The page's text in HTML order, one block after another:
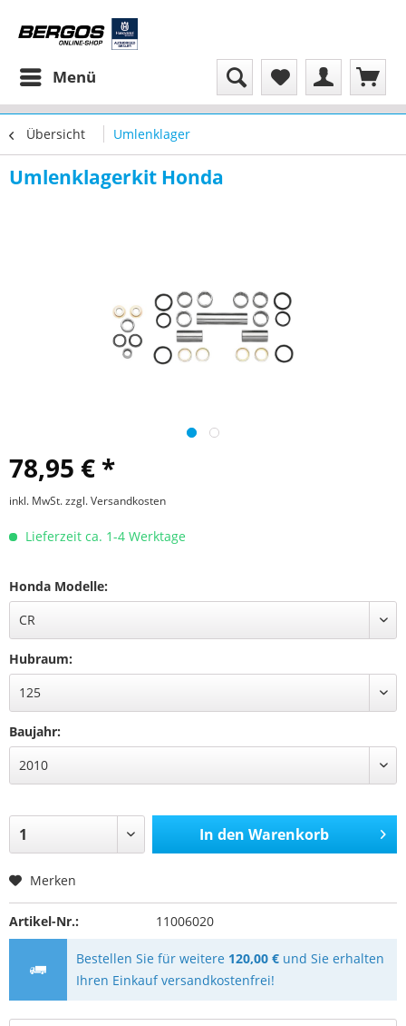
Menü
Übersicht Umlenklager
Umlenklagerkit Honda
78,95 € *
inkl. MwSt.zzgl. Versandkosten
Lieferzeit ca. 1-4 Werktage
Honda Modelle:
Hubraum:
Baujahr:
In den Warenkorb
Merken
Artikel-Nr.: 11006020
Bestellen Sie für weitere 120,00 € und Sie erhalten
Ihren Einkauf versandkostenfrei!